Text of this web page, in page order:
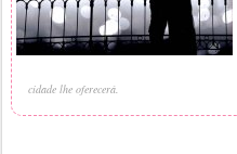
cidade lhe oferecerá.